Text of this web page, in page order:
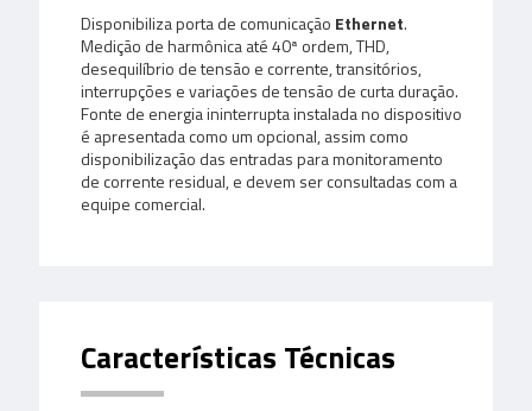
Disponibiliza porta de comunicação Ethernet.
Medição de harmônica até 40ª ordem, THD,
desequilíbrio de tensão e corrente, transitórios,
interrupções e variações de tensão de curta duração.
Fonte de energia ininterrupta instalada no dispositivo
é apresentada como um opcional, assim como
disponibilização das entradas para monitoramento
de corrente residual, e devem ser consultadas com a
equipe comercial.
Características Técnicas